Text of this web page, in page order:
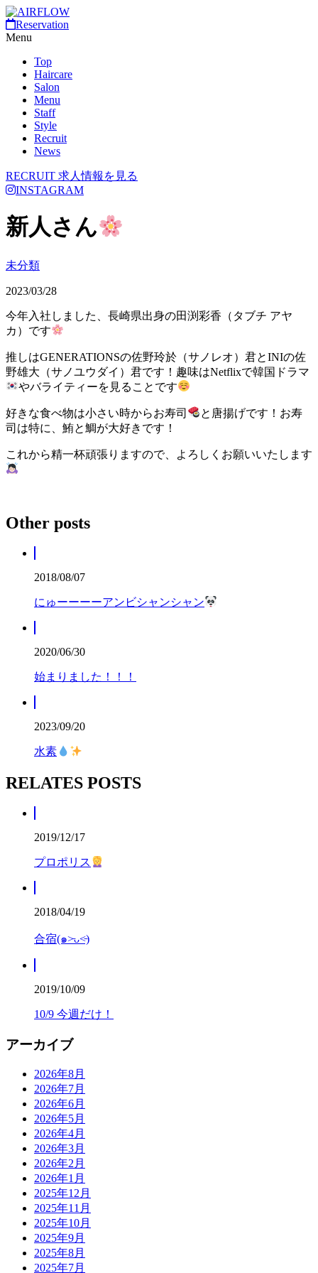
Reservation
Menu
Top
Haircare
Salon
Menu
Staff
Style
Recruit
News
RECRUIT 求人情報を見る
INSTAGRAM
新人さん
未分類
2023/03/28
今年入社しました、長崎県出身の田渕彩香（タブチ アヤ
カ）です
推しはGENERATIONSの佐野玲於（サノレオ）君とINIの佐
野雄大（サノユウダイ）君です！趣味はNetflixで韓国ドラマ
やバライティーを見ることです
好きな食べ物は小さい時からお寿司
と唐揚げです！お寿
司は特に、鮪と鯛が大好きです！
これから精一杯頑張りますので、よろしくお願いいたします
Other posts
2018/08/07
にゅーーーーアンビシャンシャン
2020/06/30
始まりました！！！
2023/09/20
水素
RELATES POSTS
2019/12/17
プロポリス
2018/04/19
合宿(๑˃̵ᴗ˂̵)
2019/10/09
10/9 今週だけ！
アーカイブ
2026年8月
2026年7月
2026年6月
2026年5月
2026年4月
2026年3月
2026年2月
2026年1月
2025年12月
2025年11月
2025年10月
2025年9月
2025年8月
2025年7月